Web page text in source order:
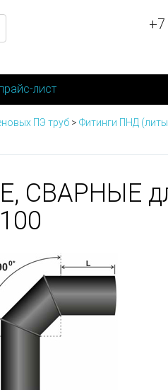
лист
ПЭ труб > Фитинги ПНД
СВАРНЫЕ